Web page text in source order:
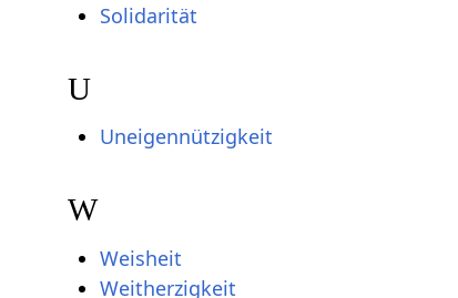
Solidarität
U
Uneigennützigkeit
W
Weisheit
Weitherzigkeit